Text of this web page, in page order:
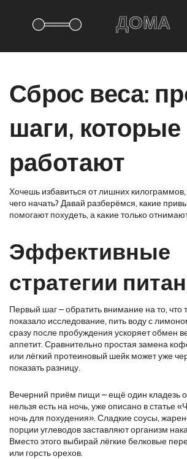
Сброс веса:
шаги, которые
работают
Хочешь избавиться от лишних
чего начать? Давай разберёмся, какие
помогают похудеть, а какие только
Эффективные
стратегии
Первый шаг – обратить внимание на то, что
показало исследование, пить воду с
сразу после пробуждения ускоряет обмен
аппетит. Сравнительно простая замена
или лёгкий протеиновый шейк может уже
показать разницу.
Вечерний приём пищи – ещё один кладезь
нельзя есть на ночь, уже описано в статье
ночь для похудения». Сладкие соусы,
порции углеводов заставляют организм
Вместо этого выбирай лёгкие белковые
или горсть орехов.